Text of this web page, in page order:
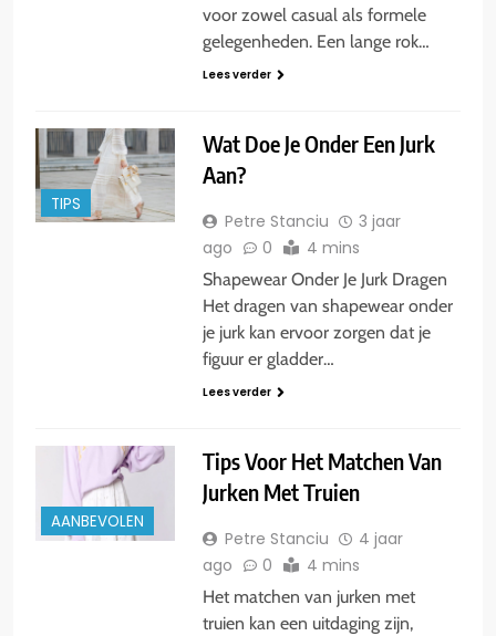
voor zowel casual als formele
gelegenheden. Een lange rok…
Lees verder
TIPS
Wat Doe Je Onder Een Jurk
Aan?
Petre Stanciu
3 jaar
ago
0 4 mins
Shapewear Onder Je Jurk Dragen
Het dragen van shapewear onder
je jurk kan ervoor zorgen dat je
figuur er gladder…
Lees verder
AANBEVOLEN
Tips Voor Het Matchen Van
Jurken Met Truien
Petre Stanciu
4 jaar
ago
0 4 mins
Het matchen van jurken met
truien kan een uitdaging zijn,